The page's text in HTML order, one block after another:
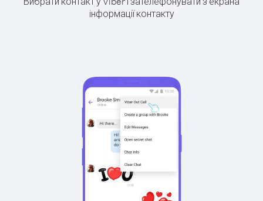
інформації контакту